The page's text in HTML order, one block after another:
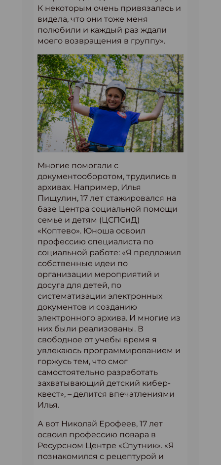
К некоторым очень привязалась и
видела, что они тоже меня
полюбили и каждый раз ждали
моего возвращения в группу».
Многие помогали с
документооборотом, трудились в
архивах. Например, Илья
Пищулин, 17 лет стажировался на
базе Центра социальной помощи
семье и детям (ЦСПСиД)
«Коптево». Юноша освоил
профессию специалиста по
социальной работе: «Я предложил
собственные идеи по
организации мероприятий и
досуга для детей, по
систематизации электронных
документов и созданию
электронного архива. И многие из
них были реализованы. В
свободное от учебы время я
увлекаюсь программированием и
горжусь тем, что смог
самостоятельно разработать
захватывающий детский кибер-
квест», – делится впечатлениями
Илья.
А вот Николай Ерофеев, 17 лет
освоил профессию повара в
Ресурсном Центре «Спутник». «Я
познакомился с рецептурой и